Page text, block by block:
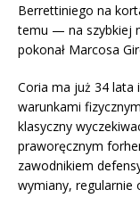
Berrettiniego na
temu — na szybkiej
pokonał Marcosa
Coria ma już 34 lata
warunkami
klasyczny
praworęcznym
zawodnikiem
wymiany, regularnie